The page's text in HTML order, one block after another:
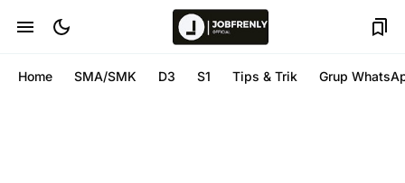
Home SMA/SMK D3 S1 Tips & Trik Grup